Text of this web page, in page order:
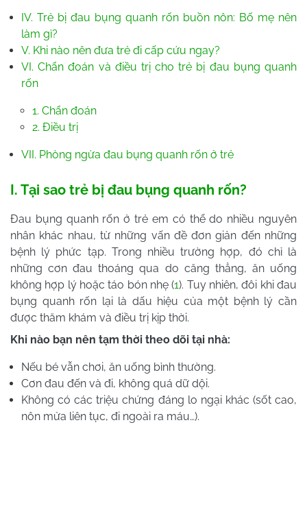
IV. Trẻ bị đau bụng quanh rốn buồn nôn: Bố mẹ nên
làm gì?
V. Khi nào nên đưa trẻ đi cấp cứu ngay?
VI. Chẩn đoán và điều trị cho trẻ bị đau bụng quanh
rốn
1. Chẩn đoán
2. Điều trị
VII. Phòng ngừa đau bụng quanh rốn ở trẻ
I. Tại sao trẻ bị đau bụng quanh rốn?
Đau bụng quanh rốn ở trẻ em có thể do nhiều nguyên
nhân khác nhau, từ những vấn đề đơn giản đến những
bệnh lý phức tạp. Trong nhiều trường hợp, đó chỉ là
những cơn đau thoáng qua do căng thẳng, ăn uống
không hợp lý hoặc táo bón nhẹ (1). Tuy nhiên, đôi khi đau
bụng quanh rốn lại là dấu hiệu của một bệnh lý cần
được thăm khám và điều trị kịp thời.
Khi nào bạn nên tạm thời theo dõi tại nhà:
Nếu bé vẫn chơi, ăn uống bình thường.
Cơn đau đến và đi, không quá dữ dội.
Không có các triệu chứng đáng lo ngại khác (sốt cao,
nôn mửa liên tục, đi ngoài ra máu…).